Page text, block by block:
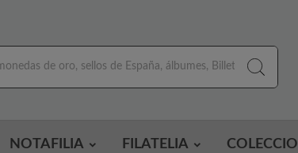
NOTAFILIA FILATELIA